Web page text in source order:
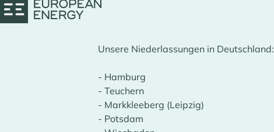
Unsere Niederlassungen in Deutschland:
- Hamburg
- Teuchern
- Markkleeberg (Leipzig)
- Potsdam